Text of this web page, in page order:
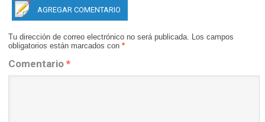
AGREGAR COMENTARIO
Tu dirección de correo electrónico no será publicada. Los campos
obligatorios están marcados con *
Comentario *